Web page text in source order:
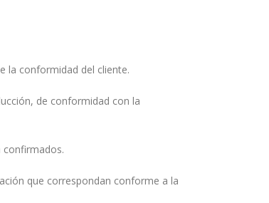
la conformidad del cliente.
de conformidad con la
confirmados.
que correspondan conforme a la